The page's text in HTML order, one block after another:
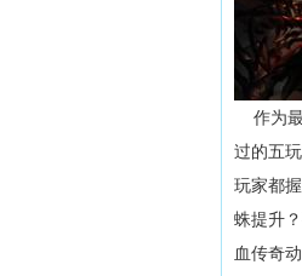
作为最
过的五
玩家都
蛛提升
血传奇